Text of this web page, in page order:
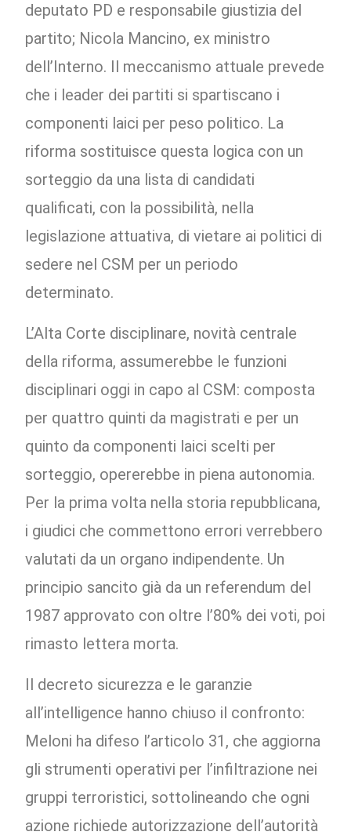
deputato PD e responsabile giustizia del
partito; Nicola Mancino, ex ministro
dell’Interno. Il meccanismo attuale prevede
che i leader dei partiti si spartiscano i
componenti laici per peso politico. La
riforma sostituisce questa logica con un
sorteggio da una lista di candidati
qualificati, con la possibilità, nella
legislazione attuativa, di vietare ai politici di
sedere nel CSM per un periodo
determinato.
L’Alta Corte disciplinare, novità centrale
della riforma, assumerebbe le funzioni
disciplinari oggi in capo al CSM: composta
per quattro quinti da magistrati e per un
quinto da componenti laici scelti per
sorteggio, opererebbe in piena autonomia.
Per la prima volta nella storia repubblicana,
i giudici che commettono errori verrebbero
valutati da un organo indipendente. Un
principio sancito già da un referendum del
1987 approvato con oltre l’80% dei voti, poi
rimasto lettera morta.
Il decreto sicurezza e le garanzie
all’intelligence hanno chiuso il confronto:
Meloni ha difeso l’articolo 31, che aggiorna
gli strumenti operativi per l’infiltrazione nei
gruppi terroristici, sottolineando che ogni
azione richiede autorizzazione dell’autorità